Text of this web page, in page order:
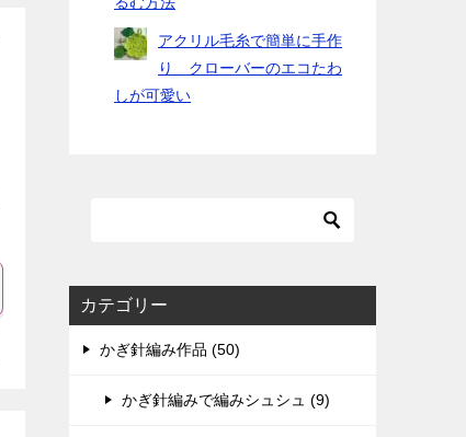
アクリル毛糸で簡単に手作
り クローバーのエコたわ
しが可愛い
カテゴリー
かぎ針編み作品 (50)
かぎ針編みで編みシュシュ (9)